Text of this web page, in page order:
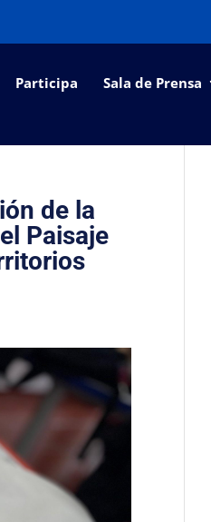
Participa Sala de Prensa
de la
Paisaje